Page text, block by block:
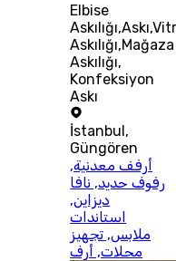
Elbise
Askılığı,Mağaza
Askılığı,
Konfeksiyon
Askı
İstanbul,
Güngören
أرفف معدنية,
رفوف حديد, نافا
ديزاين,
استاندات
ملابس, تجهيز
محلات, أرف